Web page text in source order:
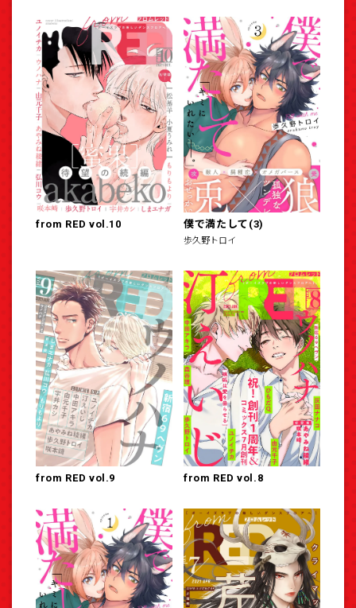
from RED vol.10 僕で満たして(3)
歩久野トロイ
from RED vol.9 from RED vol.8